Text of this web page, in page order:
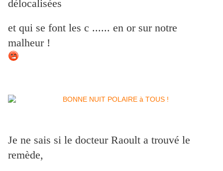
délocalisées
et qui se font les c ...... en or sur notre
malheur !
Je ne sais si le docteur Raoult a trouvé le
remède,